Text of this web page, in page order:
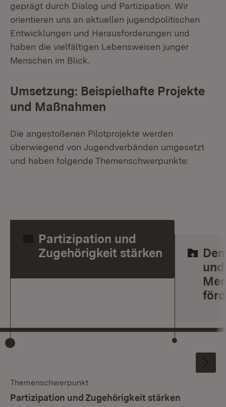
geprägt durch Dialog und Partizipation. Wir
orientieren uns an aktuellen jugendpolitischen
Entwicklungen und Herausforderungen und
haben die vielfältigen Lebensweisen junger
Menschen im Blick.
Umsetzung: Beispielhafte Projekte
und Maßnahmen
Die angestoßenen Pilotprojekte werden
überwiegend von Jugendverbänden umgesetzt
und haben folgende Themenschwerpunkte:
Partizipation und
Zugehörigkeit stärken
und
Themenschwerpunkt
Partizipation und Zugehörigkeit stärken